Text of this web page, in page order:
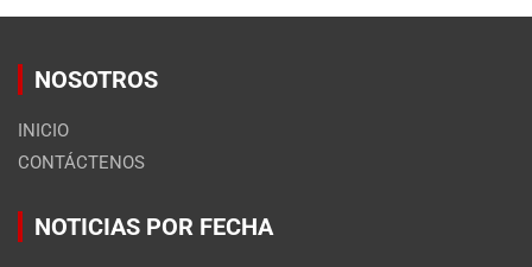
NOSOTROS
INICIO
CONTÁCTENOS
NOTICIAS POR FECHA